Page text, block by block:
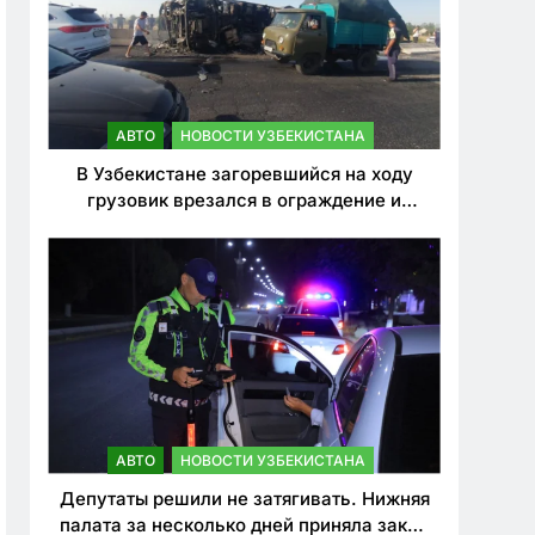
АВТО НОВОСТИ УЗБЕКИСТАНА
В Узбекистане загоревшийся на ходу
грузовик врезался в ограждение и
АВТО НОВОСТИ УЗБЕКИСТАНА
Депутаты решили не затягивать. Нижняя
палата за несколько дней приняла закон